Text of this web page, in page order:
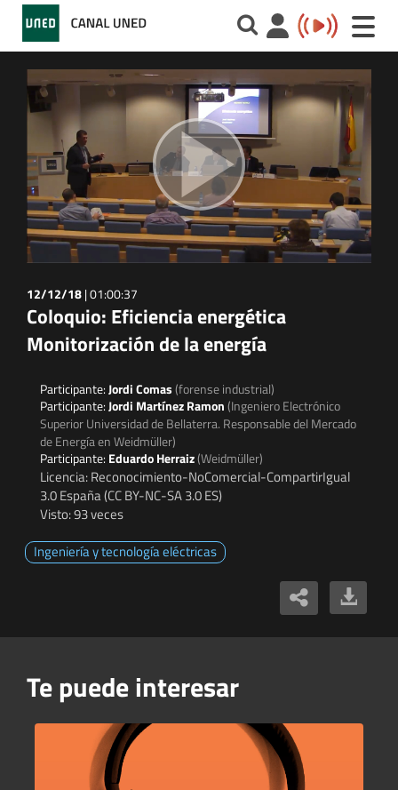
Toggle
12/12/18|01:00:37
Coloquio: Eficiencia energética
Monitorización de la energía
Participante:Jordi Comas(forense industrial)
Participante:Jordi Martínez Ramon(Ingeniero Electrónico
Superior Universidad de Bellaterra. Responsable del Mercado
de Energía en Weidmüller)
Participante: Eduardo Herraiz(Weidmüller)
Licencia: Reconocimiento-NoComercial-CompartirIgual
3.0 España (CC BY-NC-SA 3.0 ES)
Visto: 93 veces
Ingeniería y tecnología eléctricas
Te puede interesar